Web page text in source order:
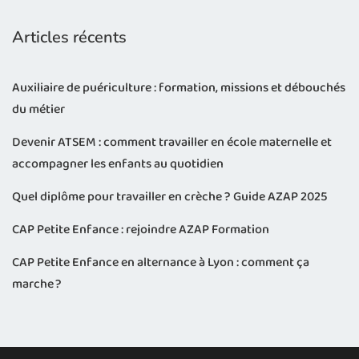
Articles récents
Auxiliaire de puériculture : formation, missions et débouchés
du métier
Devenir ATSEM : comment travailler en école maternelle et
accompagner les enfants au quotidien
Quel diplôme pour travailler en crèche ? Guide AZAP 2025
CAP Petite Enfance : rejoindre AZAP Formation
CAP Petite Enfance en alternance à Lyon : comment ça
marche ?